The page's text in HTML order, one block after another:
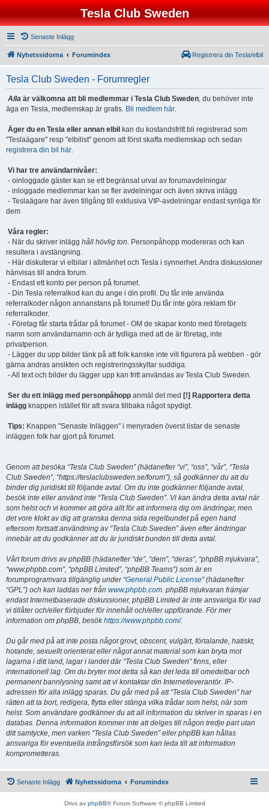
Tesla Club Sweden
Senaste Inlägg
Nyhetssidorna Forumindex Registrera din Tesla/elbil
Tesla Club Sweden - Forumregler
Alla är välkomna att bli medlemmar i Tesla Club Sweden, du behöver inte
äga en Tesla, medlemskap är gratis. Bli medlem här.
Äger du en Tesla eller annan elbil kan du kostandsfritt bli registrerad som
"Teslaägare" resp "elbilist" genom att först skaffa medlemskap och sedan
registrera din bil här.
Vi har tre användarnivåer:
- oinloggade gäster kan se ett begränsat urval av forumavdelningar
- inloggade medlemmar kan se fler avdelningar och även skriva inlägg
- Teslaägare har även tillgång till exklusiva VIP-avdelningar endast synliga för
dem
Våra regler:
- När du skriver inlägg håll hövlig ton. Personpåhopp modereras och kan
resultera i avstängning.
- Här diskuterar vi elbilar i allmänhet och Tesla i synnerhet. Andra diskussioner
hänvisas till andra forum.
- Endast ett konto per person på forumet.
- Din Tesla referralkod kan du ange i din profil. Du får inte använda
referralkoder någon annanstans på forumet! Du får inte göra reklam för
referralkoder.
- Företag får starta trådar på forumet - OM de skapar konto med företagets
namn som användarnamn och är tydliga med att de är företag, inte
privatperson.
- Lägger du upp bilder tänk på att folk kanske inte vill figurera på webben - gör
gärna andras ansikten och registreringsskyltar suddiga.
- All text och bilder du lägger upp kan fritt användas av Tesla Club Sweden.
Ser du ett inlägg med personpåhopp anmäl det med [!] Rapportera detta
inlägg knappen istället för att svara tillbaka något spydigt.
Tips: Knappen "Senaste Inläggen" i menyraden överst listar de senaste
inläggen folk har gjort på forumet.
Genom att besöka “Tesla Club Sweden” (hädanefter “vi”, “oss”, “vår”, “Tesla
Club Sweden”, “https://teslaclubsweden.se/forum”), så godkänner du att du
binder dig juridiskt till följande avtal. Om du inte godkänner följande avtal,
besök inte eller använd inte “Tesla Club Sweden”. Vi kan ändra detta avtal när
som helst och vi kommer att göra allt för att informera dig om ändringar, men
det vore klokt av dig att granska denna sida regelbundet på egen hand
eftersom fortsatt användning av “Tesla Club Sweden” även efter ändringar
innebär att du godkänner att du är juridiskt bunden till detta avtal.
Vårt forum drivs av phpBB (hädanefter “de”, “dem”, “deras”, “phpBB mjukvara”,
“www.phpbb.com”, “phpBB Limited”, “phpBB Teams”) som är en
forumprogramvara tillgänglig under “General Public License” (hädanefter
“GPL”) och kan laddas ner från www.phpbb.com. phpBB mjukvaran främjar
endast Internetbaserade diskussioner, phpBB Limited är inte ansvariga för vad
vi tillåter och/eller förbjuder för innehåll och/eller uppförande. För mer
information om phpBB, besökhttps://www.phpbb.com/.
Du går med på att inte posta något grovt, obscent, vulgärt, förtalande, hatiskt,
hotande, sexuellt orienterat eller något annat material som kan bryta mot
lagarna i ditt land, lagar i landet där “Tesla Club Sweden” finns, eller
internationell lag. Om du bryter mot detta så kan det leda till omedelbar och
permanent bannlysning samt att vi kontaktar din Internetleverantör. IP-
adressen för alla inlägg sparas. Du går med på att “Tesla Club Sweden” har
rätten att ta bort, redigera, flytta eller stänga vilka trådar som helst, när som
helst. Som användare godkänner du att all information du skriver in sparas i en
databas. Denna information kommer inte att delges till någon tredje part utan
ditt samtycke, men varken “Tesla Club Sweden” eller phpBB kan hållas
ansvariga för eventuella intrångsförsök som kan leda till att information
komprometteras.
Senaste Inlägg Nyhetssidorna Forumindex
Drivs av phpBB® Forum Software © phpBB Limited